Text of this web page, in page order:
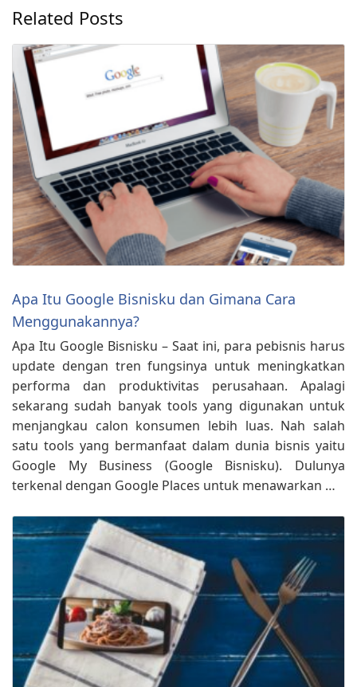
Related Posts
Apa Itu Google Bisnisku dan Gimana Cara
Menggunakannya?
Apa Itu Google Bisnisku – Saat ini, para pebisnis harus
update dengan tren fungsinya untuk meningkatkan
performa dan produktivitas perusahaan. Apalagi
sekarang sudah banyak tools yang digunakan untuk
menjangkau calon konsumen lebih luas. Nah salah
satu tools yang bermanfaat dalam dunia bisnis yaitu
Google My Business (Google Bisnisku). Dulunya
terkenal dengan Google Places untuk menawarkan …